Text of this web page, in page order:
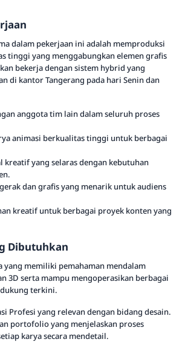
dalam pekerjaan ini adalah memproduksi
tinggi yang menggabungkan elemen grafis
bekerja dengan sistem hybrid yang
di kantor Tangerang pada hari Senin dan
anggota tim lain dalam seluruh proses
animasi berkualitas tinggi untuk berbagai
kreatif yang selaras dengan kebutuhan
dan grafis yang menarik untuk audiens
kreatif untuk berbagai proyek konten yang
Dibutuhkan
yang memiliki pemahaman mendalam
3D serta mampu mengoperasikan berbagai
terkini.
Profesi yang relevan dengan bidang desain.
portofolio yang menjelaskan proses
karya secara mendetail.